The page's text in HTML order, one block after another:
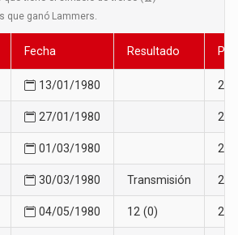
que ganó Lammers.
Fecha Resultado
13/01/1980 27
27/01/1980 26
01/03/1980 28
30/03/1980 Transmisión 27
04/05/1980 12 (0) 24